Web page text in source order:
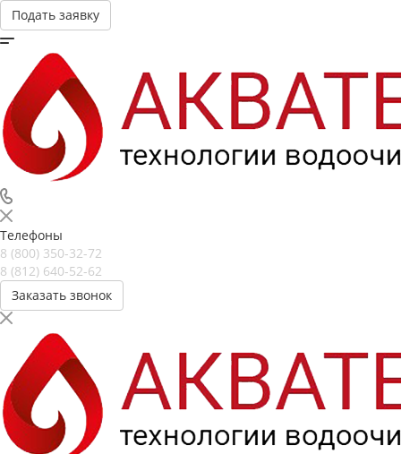
Подать заявку
Телефоны
8 (800) 350-32-72
8 (812) 640-52-62
Заказать звонок